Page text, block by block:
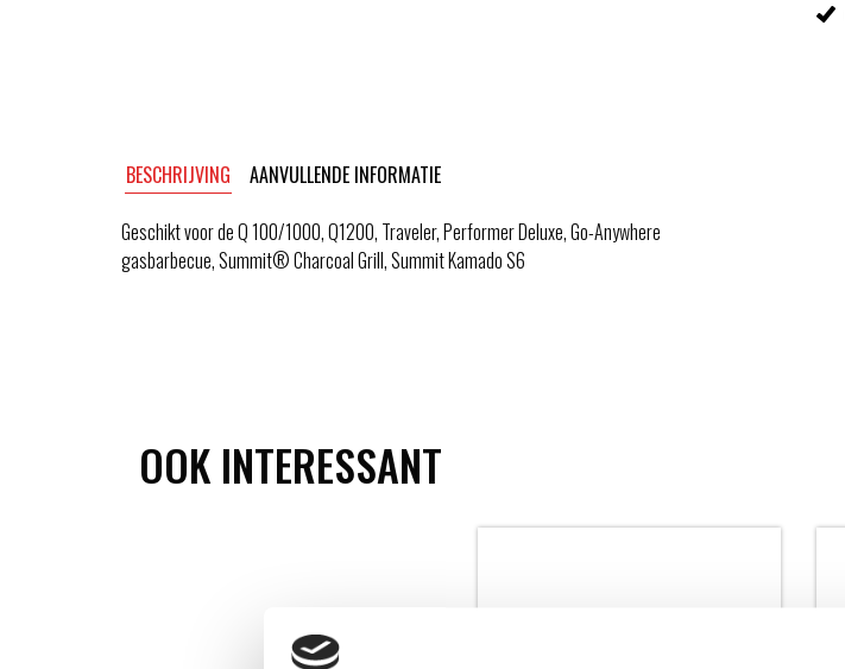
BESCHRIJVING
AANVULLENDE INFORMATIE
Geschikt voor de Q 100/1000, Q1200, Traveler, Performer Deluxe, Go-Anywhere
gasbarbecue, Summit® Charcoal Grill, Summit Kamado S6
OOK INTERESSANT